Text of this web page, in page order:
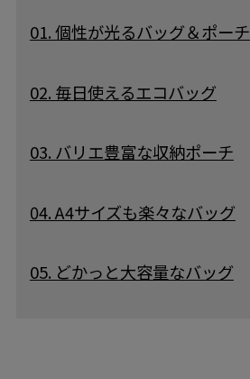
01. 個性が光るバッグ＆ポーチ
02. 毎日使えるエコバッグ
03. バリエ豊富な収納ポーチ
04. A4サイズも楽々なバッグ
05. どかっと大容量なバッグ